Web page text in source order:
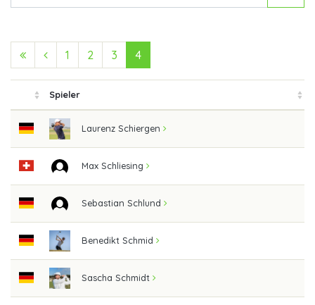
First (Anfang)
Previous (Zurück)
1 2 3 4
Spieler
Laurenz Schiergen
Max Schliesing
Sebastian Schlund
Benedikt Schmid
Sascha Schmidt